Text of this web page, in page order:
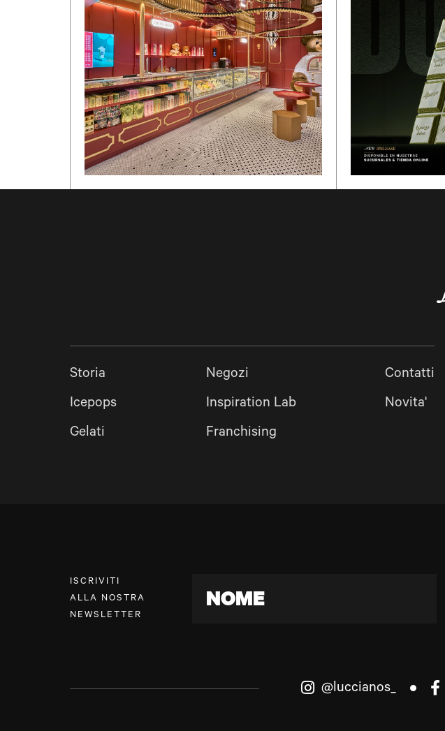
POSTA
Storia
Icepops
Gelati
Negozi
Inspiration Lab
Franchising
Contatti
Novita'
ISCRIVITI
ALLA NOSTRA
NEWSLETTER
NOME
@luccianos_